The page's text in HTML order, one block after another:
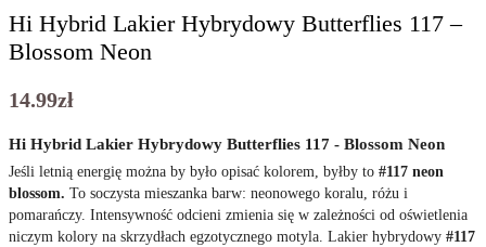
Hi Hybrid Lakier Hybrydowy Butterflies 117 –
Blossom Neon
14.99zł
Hi Hybrid Lakier Hybrydowy Butterflies 117 - Blossom Neon
Jeśli letnią energię można by było opisać kolorem, byłby to #117 neon
blossom. To soczysta mieszanka barw: neonowego koralu, różu i
pomarańczy. Intensywność odcieni zmienia się w zależności od oświetlenia
niczym kolory na skrzydłach egzotycznego motyla. Lakier hybrydowy #117